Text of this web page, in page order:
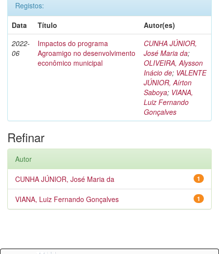
Registos:
Data
Título
Autor(es)
2022-
06
Impactos do programa
Agroamigo no desenvolvimento
econômico municipal
CUNHA JÚNIOR,
José Maria da;
OLIVEIRA, Alysson
Inácio de; VALENTE
JÚNIOR, Aírton
Saboya; VIANA,
Luiz Fernando
Gonçalves
Refinar
Autor
1
CUNHA JÚNIOR, José Maria da
1
VIANA, Luiz Fernando Gonçalves